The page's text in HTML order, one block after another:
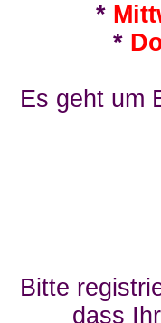
*
*
Es geht um
Bitte
dass